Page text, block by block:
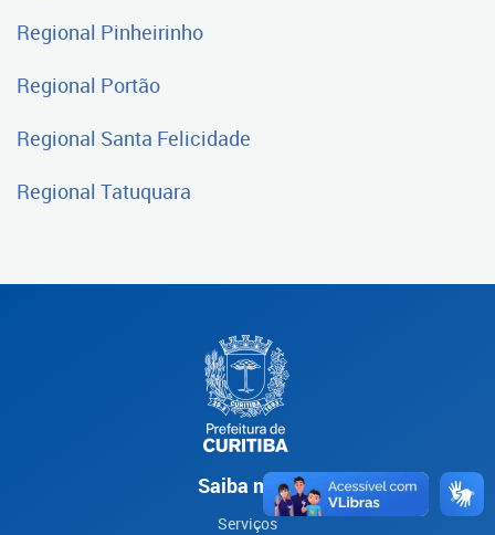
Regional Pinheirinho
Regional Portão
Regional Santa Felicidade
Regional Tatuquara
Saiba mais
Serviços